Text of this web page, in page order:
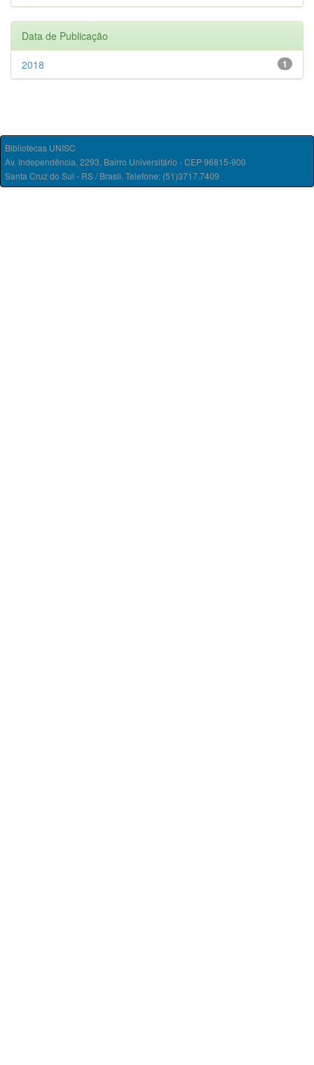
Data de Publicação
1
2018
Bibliotecas UNISC
Av. Independência, 2293, Bairro Universitário - CEP 96815-900
Santa Cruz do Sul - RS / Brasil. Telefone: (51)3717.7409